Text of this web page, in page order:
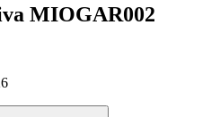
MIOGAR002